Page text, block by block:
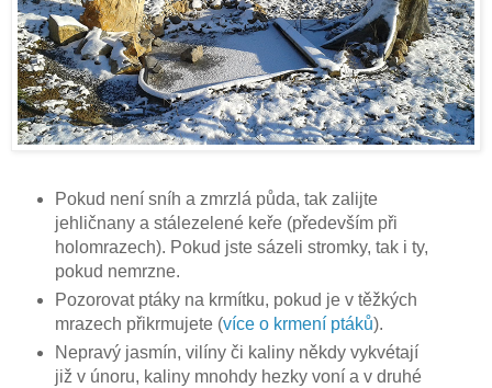
Pokud není sníh a zmrzlá půda, tak zalijte
jehličnany a stálezelené keře (především při
holomrazech). Pokud jste sázeli stromky, tak i ty,
pokud nemrzne.
Pozorovat ptáky na krmítku, pokud je v těžkých
mrazech přikrmujete (více o krmení ptáků).
Nepravý jasmín, vilíny či kaliny někdy vykvétají
již v únoru, kaliny mnohdy hezky voní a v druhé